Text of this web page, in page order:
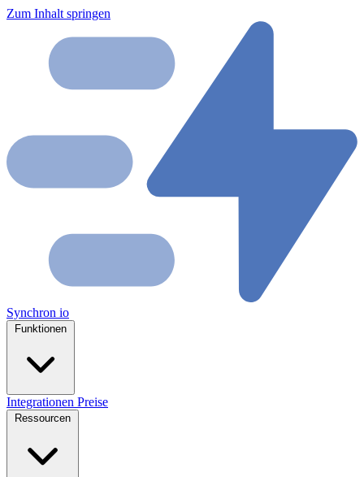
Zum Inhalt springen
Synchron io
Integrationen Preise